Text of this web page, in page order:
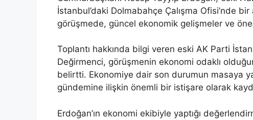
İstanbul’daki Dolmabahçe Çalışma Ofisi’nde
görüşmede, güncel ekonomik gelişmeler ve
Toplantı hakkında bilgi veren eski AK Parti
Değirmenci, görüşmenin ekonomi odaklı
belirtti. Ekonomiye dair son durumun masaya
gündemine ilişkin önemli bir istişare olarak
Erdoğan’ın ekonomi ekibiyle yaptığı